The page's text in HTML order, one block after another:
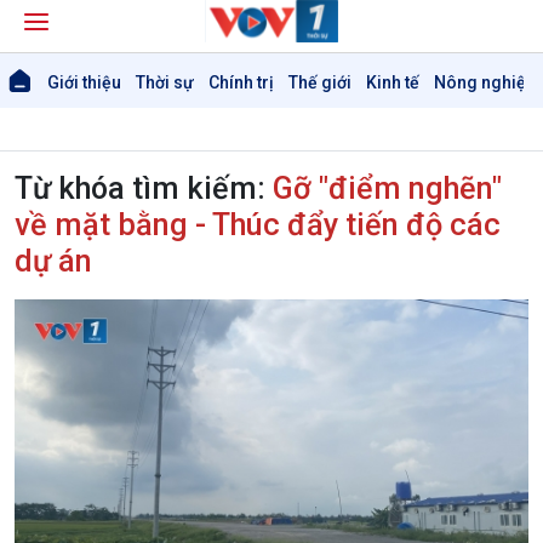
Giới thiệu Thời sự Chính trị Thế giới Kinh tế Nông nghiệp
Giới thiệu
Thời sự 12h
Theo dòng Thời sự
Chính trị
Thế giới
Từ khóa tìm kiếm: Gỡ "điểm nghẽn"
về mặt bằng - Thúc đẩy tiến độ các
dự án